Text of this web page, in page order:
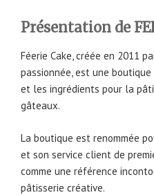
Présentation de
Féerie Cake, créée en 2011
passionnée, est une
et les ingrédients pour la
gâteaux.
La boutique est renommée
et son service client de
comme une référence
pâtisserie créative.